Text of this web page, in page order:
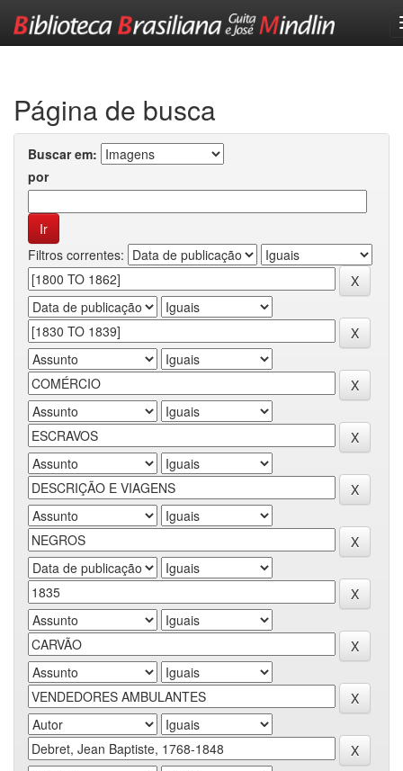
Página de busca
Buscar em:
por
Filtros correntes: